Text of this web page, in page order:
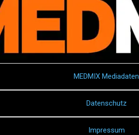
MEDMIX Mediadaten
Datenschutz
Impressum